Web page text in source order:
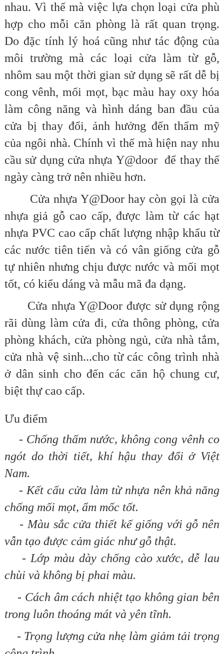
nhau. Vì thế mà việc lựa chọn loại cửa phù
hợp cho mỗi căn phòng là rất quan trọng.
Do đặc tính lý hoá cũng như tác động của
môi trường mà các loại cửa làm từ gỗ,
nhôm sau một thời gian sử dụng sẽ rất dễ bị
cong vênh, mối mọt, bạc màu hay oxy hóa
làm công năng và hình dáng ban đầu của
cửa bị thay đổi, ảnh hưởng đến thẩm mỹ
của ngôi nhà. Chính vì thế mà hiện nay nhu
cầu sử dụng cửa nhựa Y@door để thay thế
ngày càng trở nên nhiều hơn.
Cửa nhựa Y@Door hay còn gọi là cửa
nhựa giả gỗ cao cấp, được làm từ các hạt
nhựa PVC cao cấp chất lượng nhập khẩu từ
các nước tiên tiến và có vân giống cửa gỗ
tự nhiên nhưng chịu được nước và mối mọt
tốt, có kiểu dáng và mẫu mã đa dạng.
Cửa nhựa Y@Door được sử dụng rộng
rãi dùng làm cửa đi, cửa thông phòng, cửa
phòng khách, cửa phòng ngủ, cửa nhà tắm,
cửa nhà vệ sinh...cho từ các công trình nhà
ở dân sinh cho đến các căn hộ chung cư,
biệt thự cao cấp.
Ưu điểm
- Chống thấm nước, không cong vênh co
ngót do thời tiết, khí hậu thay đổi ở Việt
Nam.
- Kết cấu cửa làm từ nhựa nên khả năng
chống mối mọt, ẩm mốc tốt.
- Màu sắc cửa thiết kế giống với gỗ nên
vẫn tạo được cảm giác như gỗ thật.
- Lớp màu dày chống cào xước, dễ lau
chùi và không bị phai màu.
- Cách âm cách nhiệt tạo không gian bên
trong luôn thoáng mát và yên tĩnh.
- Trọng lượng cửa nhẹ làm giảm tải trọng